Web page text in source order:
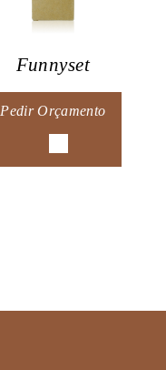
Funnyset
Pedir Orçamento